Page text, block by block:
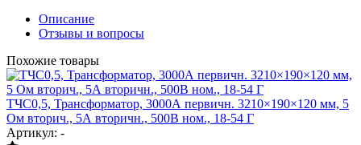
Описание
Отзывы и вопросы
Похожие товары
ТЧС0,5, Трансформатор, 3000А первичн. 3210×190×120 мм, 5
Ом вторич., 5А вторичн., 500В ном., 18-54 Г
Артикул: -